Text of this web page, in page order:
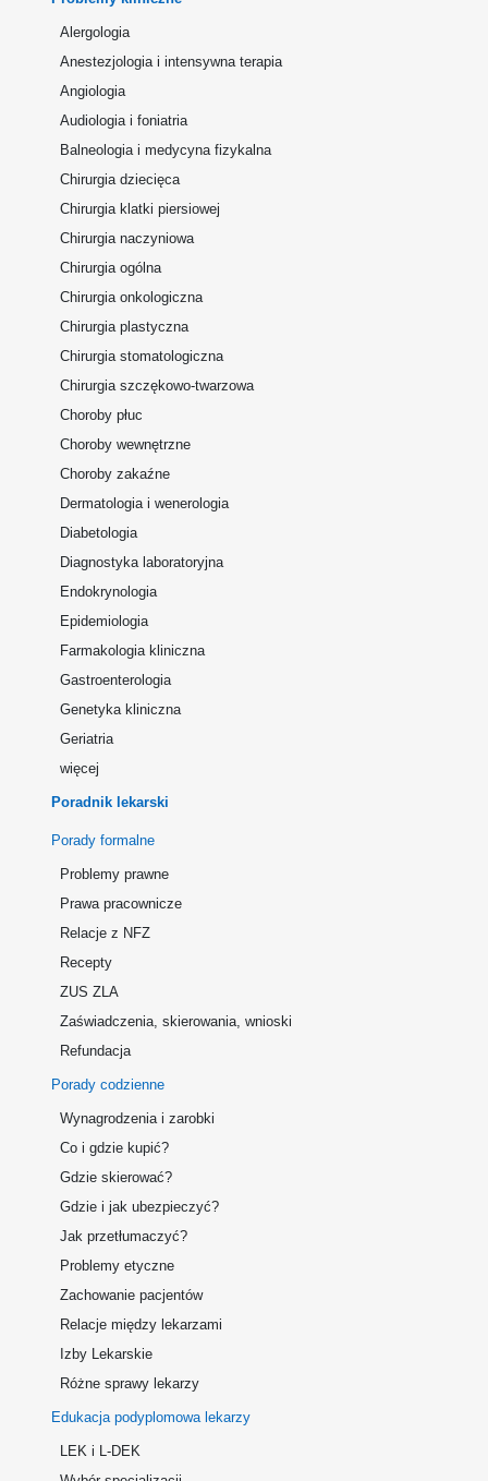
Alergologia
Anestezjologia i intensywna terapia
Angiologia
Audiologia i foniatria
Balneologia i medycyna fizykalna
Chirurgia dziecięca
Chirurgia klatki piersiowej
Chirurgia naczyniowa
Chirurgia ogólna
Chirurgia onkologiczna
Chirurgia plastyczna
Chirurgia stomatologiczna
Chirurgia szczękowo-twarzowa
Choroby płuc
Choroby wewnętrzne
Choroby zakaźne
Dermatologia i wenerologia
Diabetologia
Diagnostyka laboratoryjna
Endokrynologia
Epidemiologia
Farmakologia kliniczna
Gastroenterologia
Genetyka kliniczna
Geriatria
więcej
Poradnik lekarski
Porady formalne
Problemy prawne
Prawa pracownicze
Relacje z NFZ
Recepty
ZUS ZLA
Zaświadczenia, skierowania, wnioski
Refundacja
Porady codzienne
Wynagrodzenia i zarobki
Co i gdzie kupić?
Gdzie skierować?
Gdzie i jak ubezpieczyć?
Jak przetłumaczyć?
Problemy etyczne
Zachowanie pacjentów
Relacje między lekarzami
Izby Lekarskie
Różne sprawy lekarzy
Edukacja podyplomowa lekarzy
LEK i L-DEK